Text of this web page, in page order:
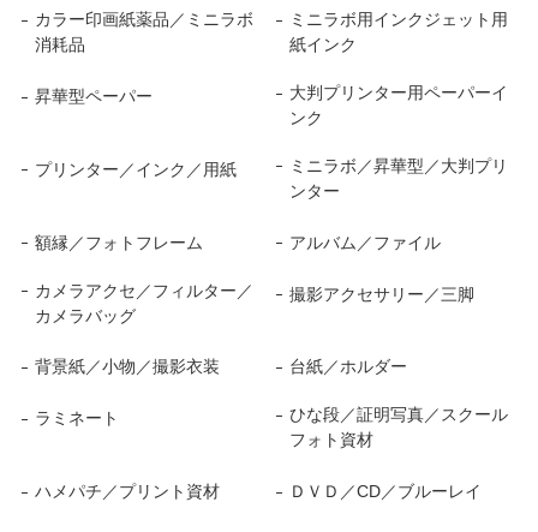
カラー印画紙薬品／ミニラボ
消耗品
ミニラボ用インクジェット用
紙インク
昇華型ペーパー
大判プリンター用ペーパーイ
ンク
プリンター／インク／用紙
ミニラボ／昇華型／大判プリ
ンター
額縁／フォトフレーム アルバム／ファイル
カメラアクセ／フィルター／
カメラバッグ
撮影アクセサリー／三脚
背景紙／小物／撮影衣装 台紙／ホルダー
ラミネート
ひな段／証明写真／スクール
フォト資材
ハメパチ／プリント資材 ＤＶＤ／CD／ブルーレイ